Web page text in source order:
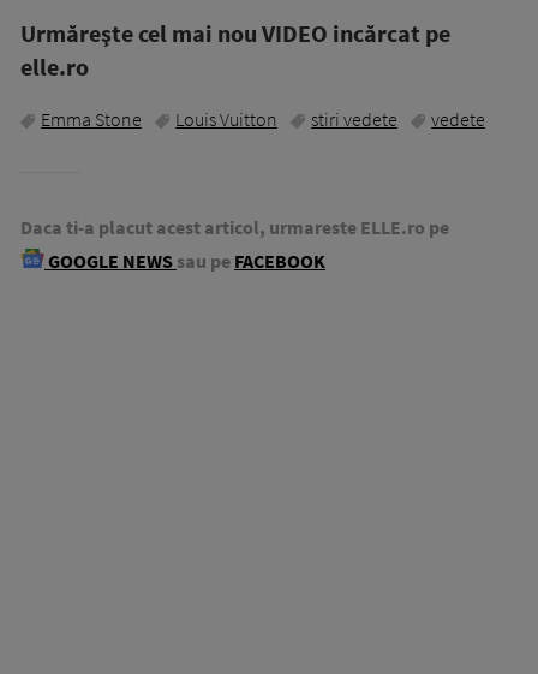
Urmăreşte cel mai nou VIDEO incărcat pe
elle.ro
Emma Stone Louis Vuitton stiri vedete vedete
Daca ti-a placut acest articol, urmareste ELLE.ro pe
GOOGLE NEWS sau pe FACEBOOK